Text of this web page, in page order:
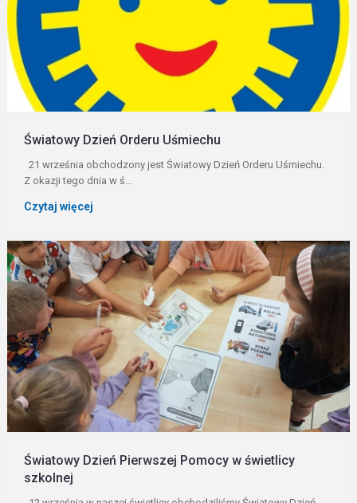
Światowy Dzień Orderu Uśmiechu
21 września obchodzony jest Światowy Dzień Orderu Uśmiechu.
Z okazji tego dnia w ś...
Czytaj więcej
Światowy Dzień Pierwszej Pomocy w świetlicy
szkolnej